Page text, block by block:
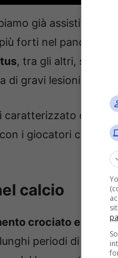
già assistito ad
forti nel panorama
, tra gli altri,
di gravi lesioni.
caratterizzato da un
i giocatori che
calcio
crociato e del
periodi di